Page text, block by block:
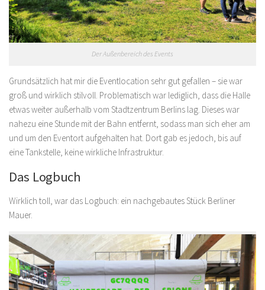
Der Außenbereich des Events
Grundsätzlich hat mir die Eventlocation sehr gut gefallen – sie war
groß und wirklich stilvoll. Problematisch war lediglich, dass die Halle
etwas weiter außerhalb vom Stadtzentrum Berlins lag. Dieses war
nahezu eine Stunde mit der Bahn entfernt, sodass man sich eher am
und um den Eventort aufgehalten hat. Dort gab es jedoch, bis auf
eine Tankstelle, keine wirkliche Infrastruktur.
Das Logbuch
Wirklich toll, war das Logbuch: ein nachgebautes Stück Berliner
Mauer.